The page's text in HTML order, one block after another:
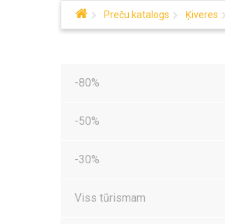
Preču katalogs Ķiveres
-80%
-50%
-30%
Viss tūrismam